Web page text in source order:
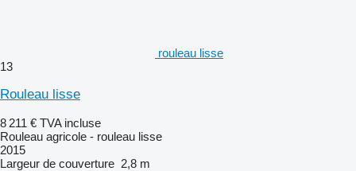
rouleau lisse
13
Rouleau lisse
8 211 € TVA incluse
Rouleau agricole - rouleau lisse
2015
Largeur de couverture 2,8 m